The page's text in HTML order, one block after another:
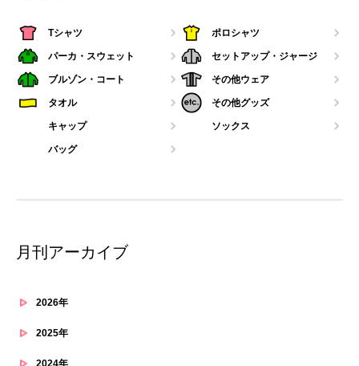
Tシャツ ポロシャツ
パーカ・スウェット セットアップ・ジャージ
ブルゾン・コート その他ウェア
タオル その他グッズ
キャップ ソックス
バッグ
月刊アーカイブ
2026年
2025年
2024年